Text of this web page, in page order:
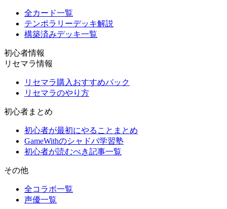
全カード一覧
テンポラリーデッキ解説
構築済みデッキ一覧
初心者情報
リセマラ情報
リセマラ購入おすすめパック
リセマラのやり方
初心者まとめ
初心者が最初にやることまとめ
GameWithのシャドバ学習塾
初心者が読むべき記事一覧
その他
全コラボ一覧
声優一覧